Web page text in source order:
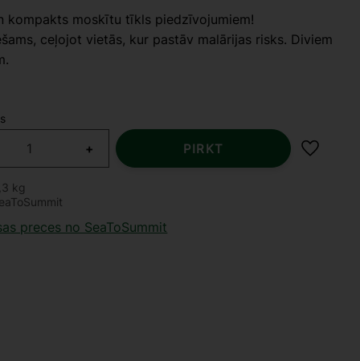
kompakts moskītu tīkls piedzīvojumiem!
ceļojot vietās, kur pastāv malārijas risks. Diviem
+ PIRKT
kg
preces no SeaToSummit